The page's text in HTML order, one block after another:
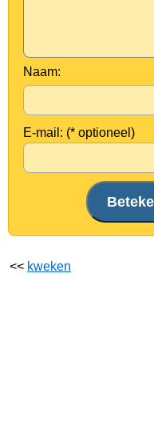
Naam:
E-mail: (* optioneel)
<< kweken